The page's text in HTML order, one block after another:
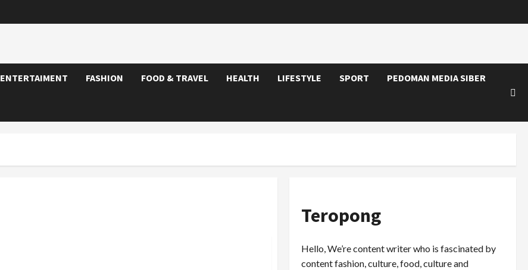
ENTERTAIMENT FASHION FOOD & TRAVEL HEALTH LIFESTYLE SPORT PEDOMAN MEDIA SIBER
Teropong
Hello, We’re content writer who is fascinated by
content fashion, culture, food, culture and